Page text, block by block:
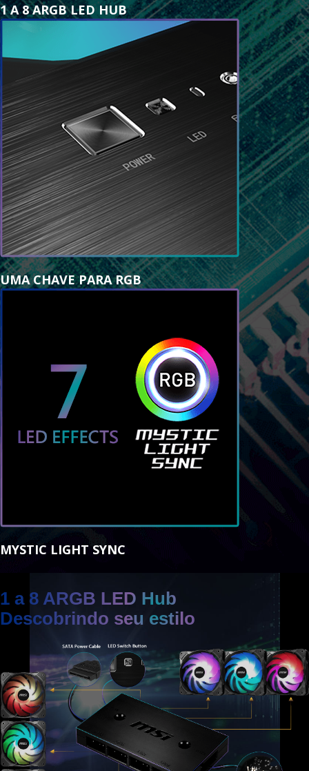
1 A 8 ARGB LED HUB
UMA CHAVE PARA RGB
MYSTIC LIGHT SYNC
1 a 8 ARGB LED Hub
Descobrindo seu estilo